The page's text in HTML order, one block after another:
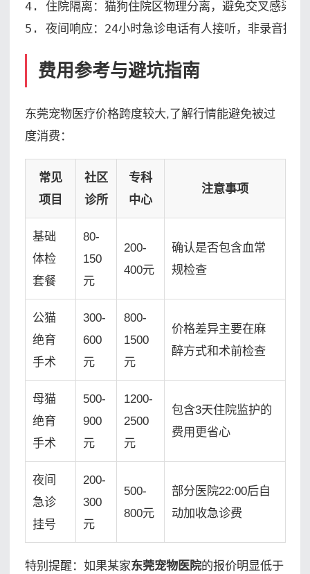
4. 住院隔离：猫狗住院区物理分离，避免交叉感染
5. 夜间响应：24小时急诊电话有人接听，非录音提示
费用参考与避坑指南
东莞宠物医疗价格跨度较大,了解行情能避免被过
度消费：
常见
项目
社区
诊所
专科
中心
注意事项
基础
体检
套餐
80-
150
元
200-
400元
确认是否包含血常
规检查
公猫
绝育
手术
300-
600
元
800-
1500
元
价格差异主要在麻
醉方式和术前检查
母猫
绝育
手术
500-
900
元
1200-
2500
元
包含3天住院监护的
费用更省心
夜间
急诊
挂号
200-
300
元
500-
800元
部分医院22:00后自
动加收急诊费
特别提醒：如果某家东莞宠物医院的报价明显低于